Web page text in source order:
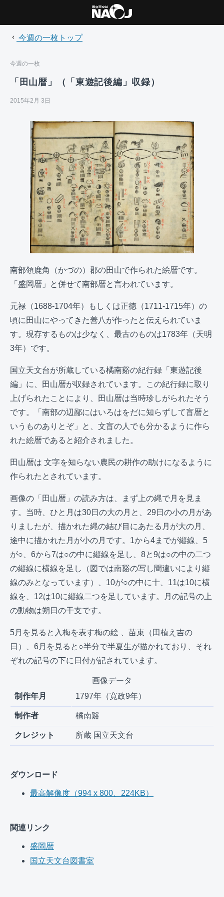
今週の一枚トップ
今週の一枚
「田山暦」（「東遊記後編」収録）
2015年2月 3日
南部領鹿角（かづの）郡の田山で作られた絵暦です。
「盛岡暦」と併せて南部暦と言われています。
元禄（1688-1704年）もしくは正徳（1711-1715年）の
頃に田山にやってきた善八が作ったと伝えられていま
す。現存するものは少なく、最古のものは1783年（天明
3年）です。
国立天文台が所蔵している橘南谿の紀行録「東遊記後
編」に、田山暦が収録されています。この紀行録に取り
上げられたことにより、田山暦は当時珍しがられたそう
です。「南部の辺鄙にはいろはをだに知らずして盲暦と
いうものありとぞ」と、文盲の人でも分かるように作ら
れた絵暦であると紹介されました。
田山暦は 文字を知らない農民の耕作の助けになるように
作られたとされています。
画像の「田山暦」の読み方は、まず上の縄で月を見ま
す。当時、ひと月は30日の大の月と、29日の小の月があ
りましたが、描かれた縄の結び目にあたる月が大の月、
途中に描かれた月が小の月です。1から4までが縦線、5
が○、6から7は○の中に縦線を足し、8と9は○の中の二つ
の縦線に横線を足し（図では南谿の写し間違いにより縦
線のみとなっています）、10が○の中に十、11は10に横
線を、12は10に縦線二つを足しています。月の記号の上
の動物は朔日の干支です。
5月を見ると入梅を表す梅の絵 、苗束（田植え吉の
日）、6月を見ると○半分で半夏生が描かれており、それ
ぞれの記号の下に日付が記されています。
制作年月 1797年（寛政9年）
制作者 橘南谿
クレジット 所蔵 国立天文台
画像データ
ダウンロード
最高解像度（994 x 800、224KB）
関連リンク
盛岡暦
国立天文台図書室